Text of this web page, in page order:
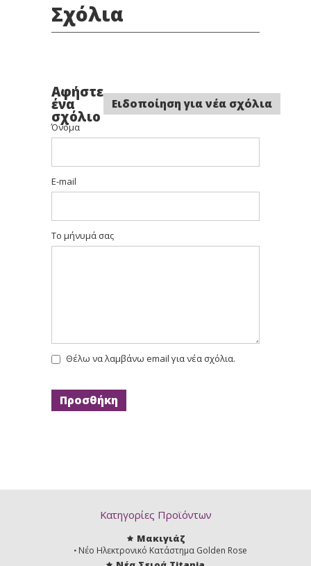
Σχόλια
Αφήστε
ένα
σχόλιο
Ειδοποίηση για νέα σχόλια
Όνομα
E-mail
Το μήνυμά σας
Θέλω να λαμβάνω email για νέα σχόλια.
Κατηγορίες Προϊόντων
Μακιγιάζ
Νέο Ηλεκτρονικό Κατάστημα Golden Rose